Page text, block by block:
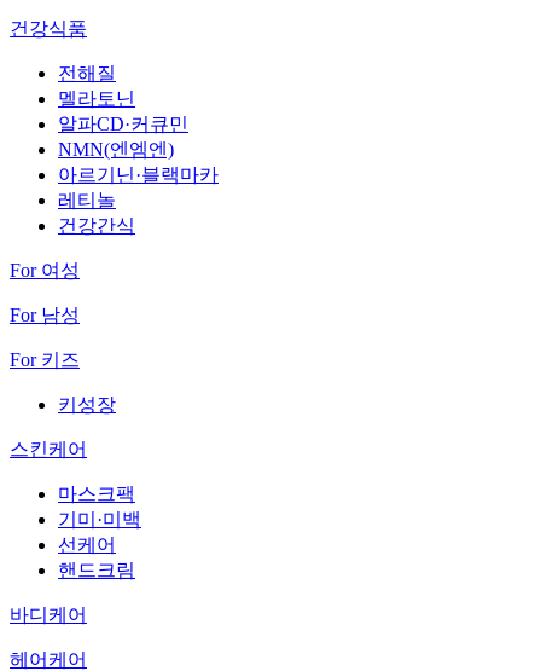
건강식품
전해질
멜라토닌
알파CD·커큐민
NMN(엔엠엔)
아르기닌·블랙마카
레티놀
건강간식
For 여성
For 남성
For 키즈
키성장
스킨케어
마스크팩
기미·미백
선케어
핸드크림
바디케어
헤어케어